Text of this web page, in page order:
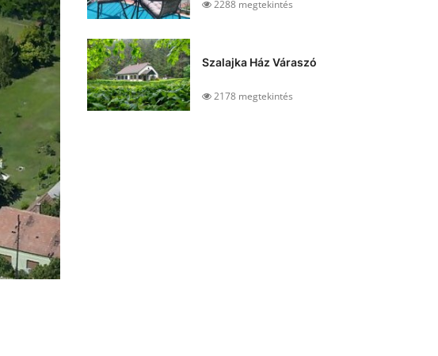
2288 megtekintés
Szalajka Ház Váraszó
2178 megtekintés